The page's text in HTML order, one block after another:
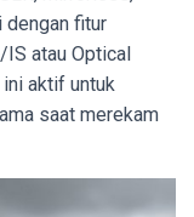
dengan fitur
atau Optical
aktif untuk
saat merekam